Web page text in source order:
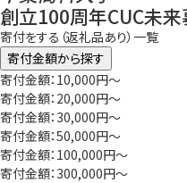
創立100周年CUC未来
寄付をする（返礼品あり）一覧
寄付金額から探す
寄付金額：10,000円～
寄付金額：20,000円～
寄付金額：30,000円～
寄付金額：50,000円～
寄付金額：100,000円～
寄付金額：300,000円～